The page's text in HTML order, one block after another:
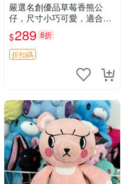
嚴選名創優品草莓香熊公
仔，尺寸小巧可愛，適合收
藏賞玩 30cm 玩具 公仔 草
莓熊
$289 8折
折扣碼